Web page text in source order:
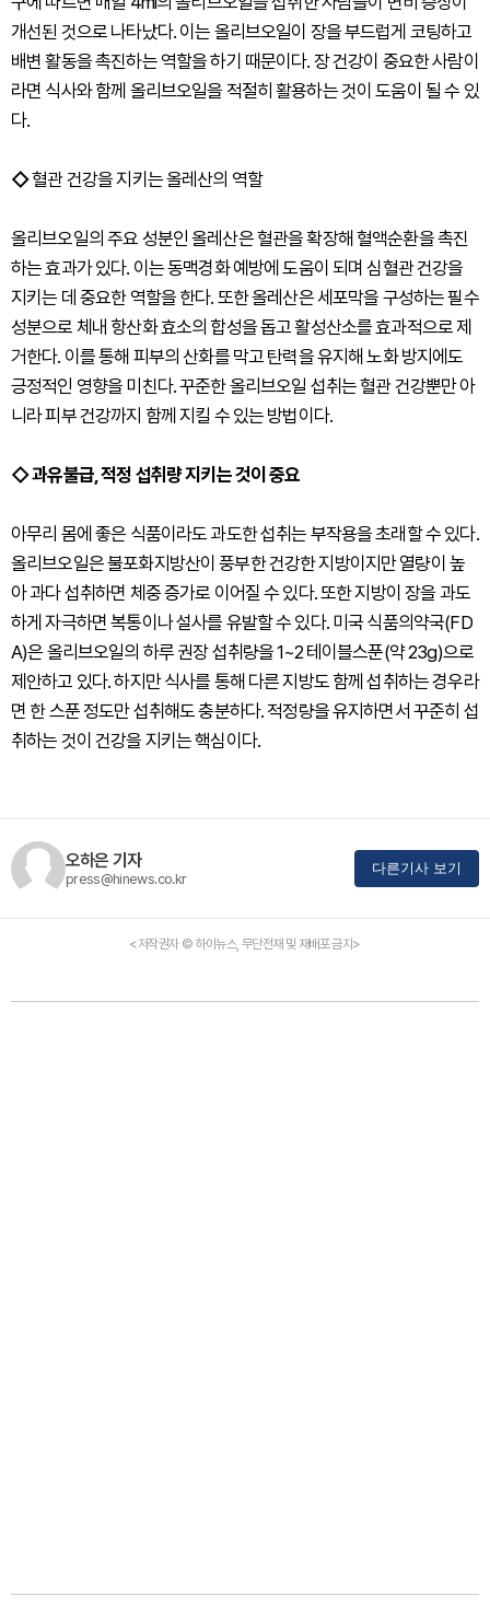
개선된 것으로 나타났다. 이는 올리브오일이 장을 부드럽게 코팅하고
배변 활동을 촉진하는 역할을 하기 때문이다. 장 건강이 중요한 사람이
라면 식사와 함께 올리브오일을 적절히 활용하는 것이 도움이 될 수 있
다.
◇혈관 건강을 지키는 올레산의 역할
올리브오일의 주요 성분인 올레산은 혈관을 확장해 혈액순환을 촉진
하는 효과가 있다. 이는 동맥경화 예방에 도움이 되며 심혈관 건강을
지키는 데 중요한 역할을 한다. 또한 올레산은 세포막을 구성하는 필수
성분으로 체내 항산화 효소의 합성을 돕고 활성산소를 효과적으로 제
거한다. 이를 통해 피부의 산화를 막고 탄력을 유지해 노화 방지에도
긍정적인 영향을 미친다. 꾸준한 올리브오일 섭취는 혈관 건강뿐만 아
니라 피부 건강까지 함께 지킬 수 있는 방법이다.
◇과유불급, 적정 섭취량 지키는 것이 중요
아무리 몸에 좋은 식품이라도 과도한 섭취는 부작용을 초래할 수 있다.
올리브오일은 불포화지방산이 풍부한 건강한 지방이지만 열량이 높
아 과다 섭취하면 체중 증가로 이어질 수 있다. 또한 지방이 장을 과도
하게 자극하면 복통이나 설사를 유발할 수 있다. 미국 식품의약국(FD
A)은 올리브오일의 하루 권장 섭취량을 1~2 테이블스푼(약 23g)으로
제안하고 있다. 하지만 식사를 통해 다른 지방도 함께 섭취하는 경우라
면 한 스푼 정도만 섭취해도 충분하다. 적정량을 유지하면서 꾸준히 섭
취하는 것이 건강을 지키는 핵심이다.
오하은 기자
press@hinews.co.kr
다른기사 보기
<저작권자 © 하이뉴스, 무단전재 및 재배포 금지>